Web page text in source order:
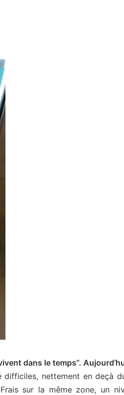
dans le temps”.
difficiles, nettement en deçà
sur la même zone, un